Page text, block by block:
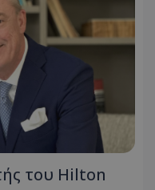
του Hilton